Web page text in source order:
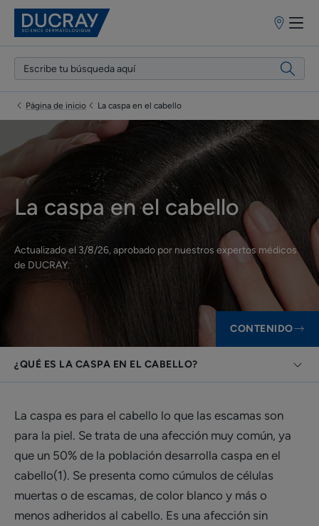
Puntos
venta
Página de inicio La caspa en el cabello
La caspa en el cabello
Actualizado el 3/8/26, aprobado por nuestros expertos médicos
de DUCRAY.
CONTENIDO
¿QUÉ ES LA CASPA EN EL CABELLO?
La caspa es para el cabello lo que las escamas son
para la piel. Se trata de una afección muy común, ya
que un 50% de la población desarrolla caspa en el
cabello(1). Se presenta como cúmulos de células
muertas o de escamas, de color blanco y más o
menos adheridos al cabello. Es una afección sin